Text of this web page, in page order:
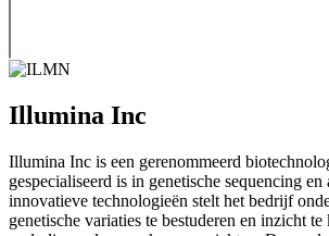
Illumina Inc
Illumina Inc is een gerenommeerd
gespecialiseerd is in genetische sequencing
innovatieve technologieën stelt het bedrijf
genetische variaties te bestuderen en inzicht